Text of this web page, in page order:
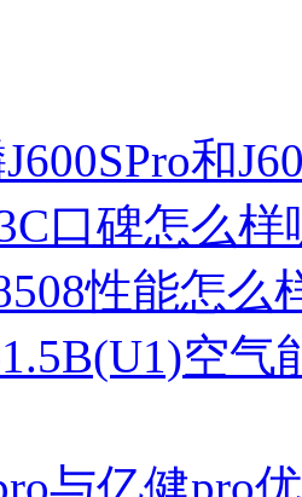
和
口碑怎么
性能怎么
空
与亿健pro